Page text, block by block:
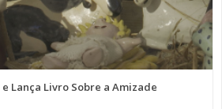
Lança Livro Sobre a Amizade